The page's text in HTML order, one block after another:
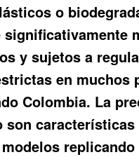
o
significativamente
y sujetos a
en muchos
Colombia. La
son características